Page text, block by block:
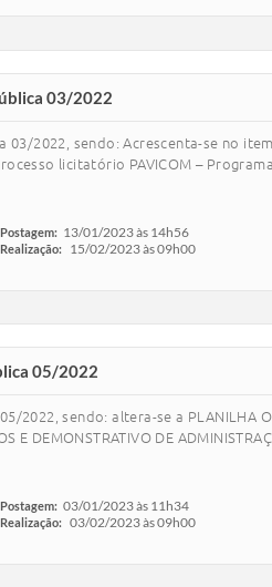
03/2022
2022, sendo: Acrescenta-se no
processo licitatório PAVICOM –
Postagem: 13/01/2023 às 14h56
Realização: 15/02/2023 às 09h00
05/2022
sendo: altera-se a PLANILHA
E DEMONSTRATIVO DE
Postagem: 03/01/2023 às 11h34
Realização: 03/02/2023 às 09h00